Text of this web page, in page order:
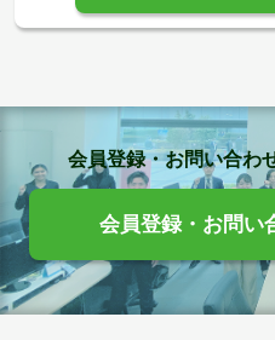
会員登録・お問い合わ
会員登録・お問い